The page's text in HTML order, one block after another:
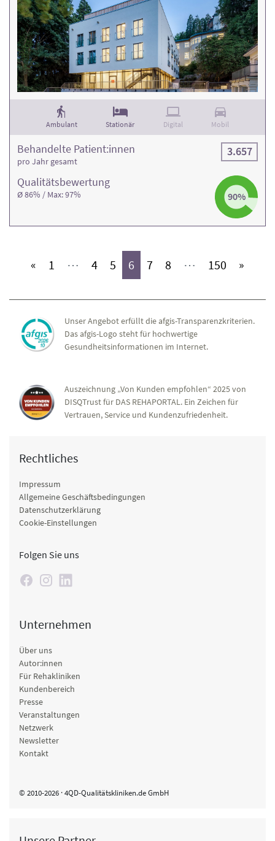
Ambulant Stationär Digital Mobil
Qualitäts­bewertung
Ø 86% / Max: 97% 90%
Behandelte Patient:innen
pro Jahr gesamt
3.657
« 1 (aktiv)
⋯ 4(aktiv)
5 (aktiv)
6 (aktiv)
7(aktiv)
8 (aktiv)
⋯ 150 (aktiv)
»
Unser Angebot erfüllt die afgis-Transparenzkriterien.
Das afgis-Logo steht für hochwertige
Gesundheitsinformationen im Internet.
Auszeichnung „Von Kunden empfohlen“ 2025 von
DISQTrust für DAS REHAPORTAL. Ein Zeichen für
Vertrauen, Service und Kundenzufriedenheit.
Rechtliches
Impressum
Allgemeine Geschäftsbedingungen
Datenschutzerklärung
Cookie-Einstellungen
Folgen Sie uns
Unternehmen
Über uns
Autor:innen
Für Rehakliniken
Kundenbereich
Presse
Veranstaltungen
Netzwerk
Newsletter
Kontakt
© 2010-2026 · 4QD-Qualitätskliniken.de GmbH